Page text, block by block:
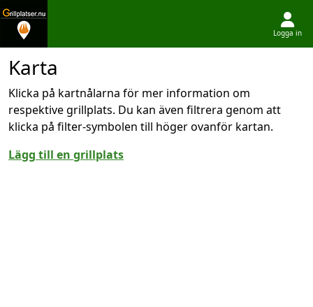
Logga in
Karta
Klicka på kartnålarna för mer information om
respektive grillplats. Du kan även filtrera genom att
klicka på filter-symbolen till höger ovanför kartan.
Lägg till en grillplats